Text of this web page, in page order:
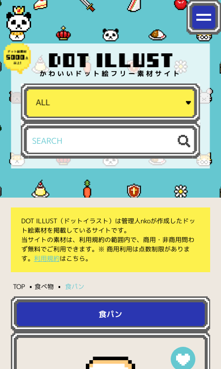
かわいいドット絵フリー素材サイト
DOT ILLUST（ドットイラスト）は管理人nkoが作成したドッ
ト絵素材を掲載しているサイトです。
当サイトの素材は、利用規約の範囲内で、商用・非商用問わ
ず無料でご利用できます。※ 商用利用は点数制限がありま
す。 利用規約はこちら。
TOP 食べ物 食パン
食パン